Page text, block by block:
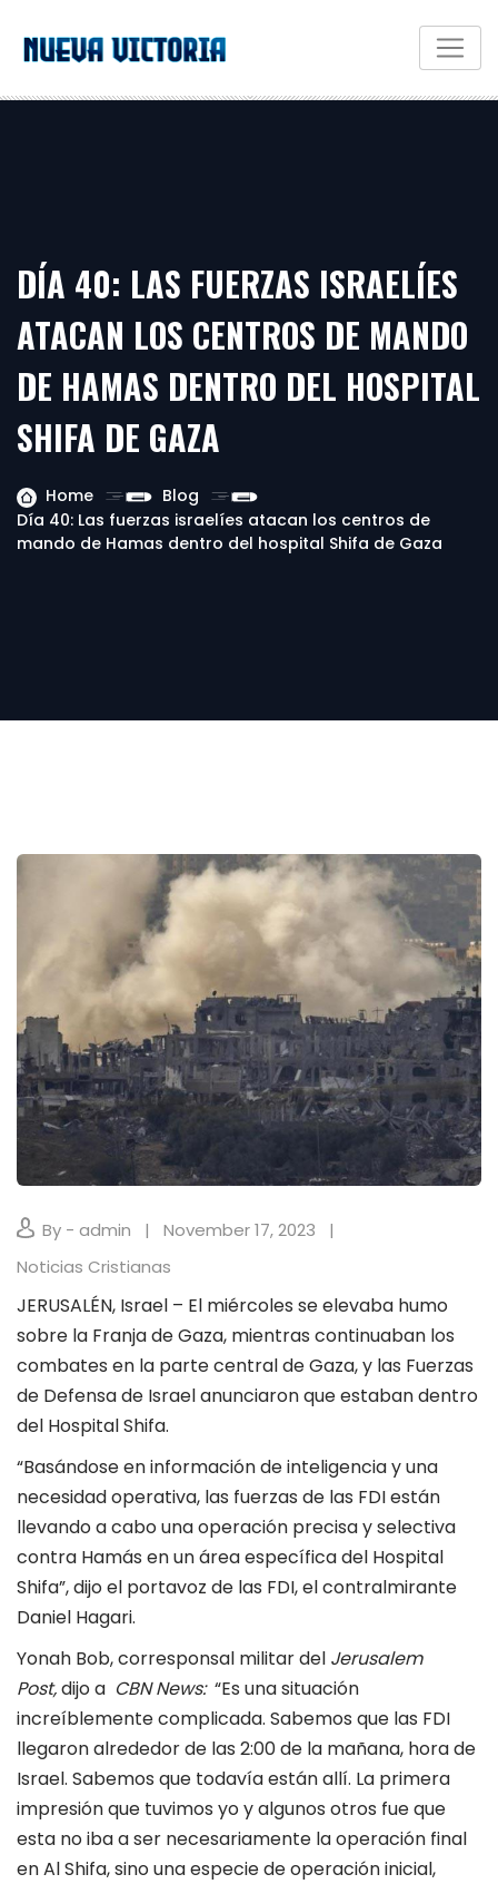
DÍA 40: LAS FUERZAS ISRAELÍES
ATACAN LOS CENTROS DE MANDO
DE HAMAS DENTRO DEL HOSPITAL
SHIFA DE GAZA
Home
Blog
Día 40: Las fuerzas israelíes atacan los centros de
mando de Hamas dentro del hospital Shifa de Gaza
By - admin
November 17, 2023
Noticias Cristianas
JERUSALÉN, Israel – El miércoles se elevaba humo
sobre la Franja de Gaza, mientras continuaban los
combates en la parte central de Gaza, y las Fuerzas
de Defensa de Israel anunciaron que estaban dentro
del Hospital Shifa.
“Basándose en información de inteligencia y una
necesidad operativa, las fuerzas de las FDI están
llevando a cabo una operación precisa y selectiva
contra Hamás en un área específica del Hospital
Shifa”, dijo el portavoz de las FDI, el contralmirante
Daniel Hagari.
Yonah Bob, corresponsal militar del Jerusalem
Post,dijo a CBN News:“Es una situación
increíblemente complicada. Sabemos que las FDI
llegaron alrededor de las 2:00 de la mañana, hora de
Israel. Sabemos que todavía están allí. La primera
impresión que tuvimos yo y algunos otros fue que
esta no iba a ser necesariamente la operación final
en Al Shifa, sino una especie de operación inicial,